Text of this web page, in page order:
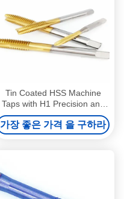
Tin Coated HSS Machine
Taps with H1 Precision and
DIN371 Standard for Metric
Thread Cutting
가장 좋은 가격 을 구하라